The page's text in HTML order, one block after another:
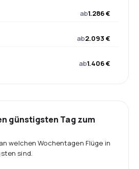
ab1.286 €
ab2.093 €
ab1.406 €
günstigsten Tag zum
welchen Wochentagen Flüge in
sind.